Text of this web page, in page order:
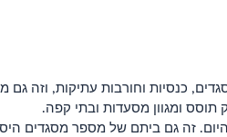
כנסיות וחורבות עתיקות, וזה גם
זה גם ביתם של מספר מסגדים